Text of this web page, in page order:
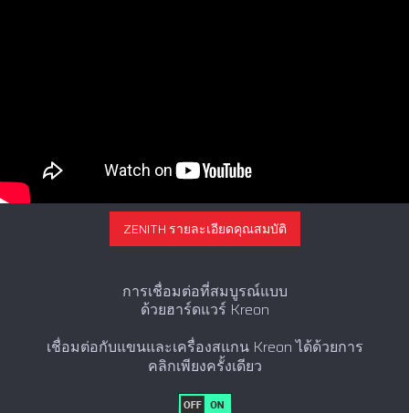
ZENITH รายละเอียดคุณสมบัติ
การเชื่อมต่อที่สมบูรณ์แบบ
ด้วยฮาร์ดแวร์ Kreon
เชื่อมต่อกับแขนและเครื่องสแกน Kreon ได้ด้วยการ
คลิกเพียงครั้งเดียว